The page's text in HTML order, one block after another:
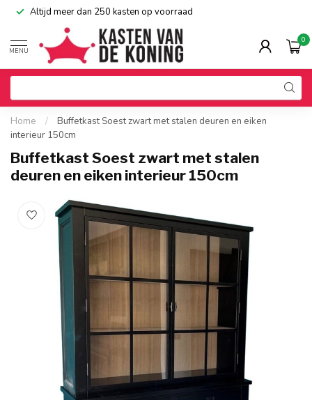
Altijd meer dan 250 kasten op voorraad
MENU
0
Home /
Buffetkast Soest zwart met stalen deuren en eiken
interieur 150cm
Buffetkast Soest zwart met stalen
deuren en eiken interieur 150cm